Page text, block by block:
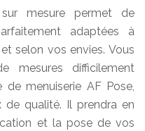
mesure permet de
adaptées à
selon vos envies. Vous
mesures difficilement
de menuiserie AF Pose,
de qualité. Il prendra en
et la pose de vos